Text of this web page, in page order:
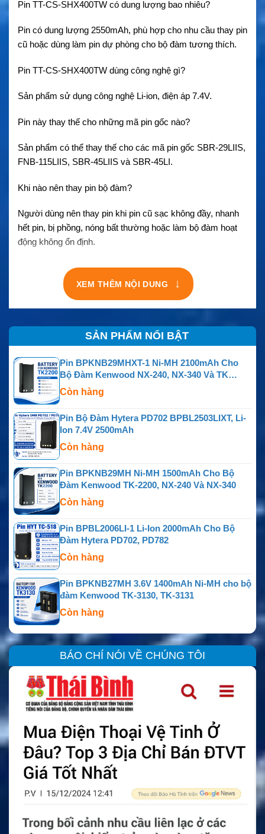
Pin TT-CS-SHX400TW có dung lượng bao nhiêu?
Pin có dung lượng 2550mAh, phù hợp cho nhu cầu thay pin
cũ hoặc dùng làm pin dự phòng cho bộ đàm tương thích.
Pin TT-CS-SHX400TW dùng công nghệ gì?
Sản phẩm sử dụng công nghệ Li-ion, điện áp 7.4V.
Pin này thay thế cho những mã pin gốc nào?
Sản phẩm có thể thay thế cho các mã pin gốc SBR-29LIIS,
FNB-115LIIS, SBR-45LIIS và SBR-45LI.
Khi nào nên thay pin bộ đàm?
Người dùng nên thay pin khi pin cũ sạc không đầy, nhanh
hết pin, bị phồng, nóng bất thường hoặc làm bộ đàm hoạt
động không ổn định.
XEM THÊM NỘI DUNG ↓
SẢN PHẨM NỔI BẬT
Pin BPKNB29MHXT-1 Ni-MH 2100mAh Cho
Bộ Đàm Kenwood NX-240, NX-340 Và TK
Series
Còn hàng
Pin Bộ Đàm Hytera PD702 BPBL2503LIXT, Li-
Ion 7.4V 2500mAh
Còn hàng
Pin BPKNB29MH Ni-MH 1500mAh Cho Bộ
Đàm Kenwood TK-2200, NX-240 Và NX-340
Còn hàng
Pin BPBL2006LI-1 Li-Ion 2000mAh Cho Bộ
Đàm Hytera PD702, PD782
Còn hàng
Pin BPKNB27MH 3.6V 1400mAh Ni-MH cho bộ
đàm Kenwood TK-3130, TK-3131
Còn hàng
BÁO CHÍ NÓI VỀ CHÚNG TÔI